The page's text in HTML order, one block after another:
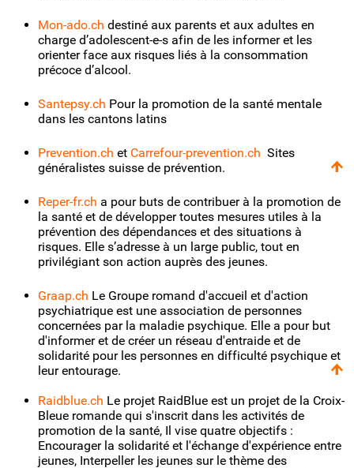
Mon-ado.ch destiné aux parents et aux adultes en
charge d’adolescent-e-s afin de les informer et les
orienter face aux risques liés à la consommation
précoce d’alcool.
Santepsy.ch Pour la promotion de la santé mentale
dans les cantons latins
Prevention.ch et Carrefour-prevention.ch Sites
généralistes suisse de prévention.
Reper-fr.ch a pour buts de contribuer à la promotion de
la santé et de développer toutes mesures utiles à la
prévention des dépendances et des situations à
risques. Elle s’adresse à un large public, tout en
privilégiant son action auprès des jeunes.
Graap.ch Le Groupe romand d'accueil et d'action
psychiatrique est une association de personnes
concernées par la maladie psychique. Elle a pour but
d'informer et de créer un réseau d'entraide et de
solidarité pour les personnes en difficulté psychique et
leur entourage.
Raidblue.ch Le projet RaidBlue est un projet de la Croix-
Bleue romande qui s'inscrit dans les activités de
promotion de la santé, Il vise quatre objectifs :
Encourager la solidarité et l'échange d'expérience entre
jeunes, Interpeller les jeunes sur le thème des